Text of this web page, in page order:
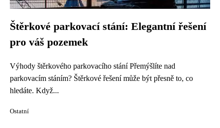
Štěrkové parkovací stání: Elegantní řešení
pro váš pozemek
Výhody štěrkového parkovacího stání Přemýšlíte nad
parkovacím stáním? Štěrkové řešení může být přesně to, co
hledáte. Když...
Ostatní